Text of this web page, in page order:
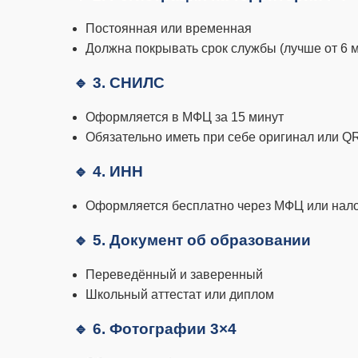
Постоянная или временная
Должна покрывать срок службы (лучше от 6
🔹 3. СНИЛС
Оформляется в МФЦ за 15 минут
Обязательно иметь при себе оригинал или
🔹 4. ИНН
Оформляется бесплатно через МФЦ или
🔹 5. Документ об образовании
Переведённый и заверенный
Школьный аттестат или диплом
🔹 6. Фотографии 3×4